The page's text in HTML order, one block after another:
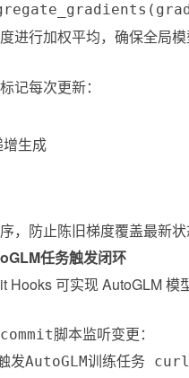
进行加权平均，确保全局
记每次更新：
生成
，防止陈旧梯度覆盖最新
任务触发闭环
Hooks 可实现 AutoGLM
脚本监听变更：
触发AutoGLM训练